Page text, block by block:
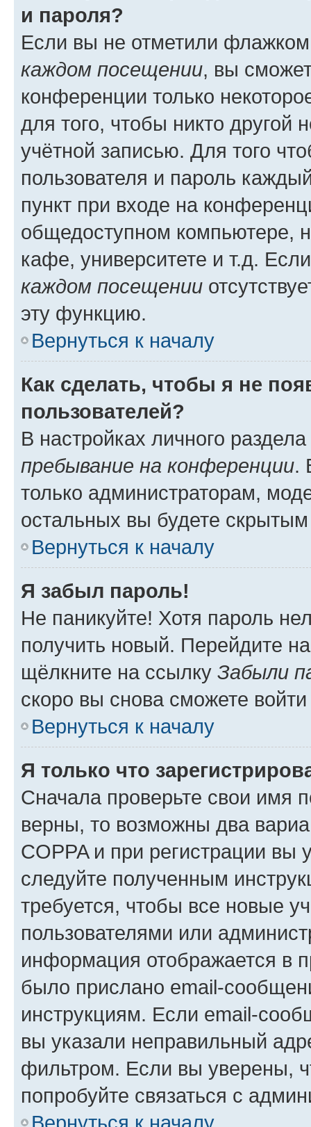
и пароля?
Если вы не отметили
каждом посещении, вы
конференции только
для того, чтобы никто другой
учётной записью. Для того
пользователя и пароль
пункт при входе на
общедоступном компьютере,
кафе, университете и т.д.
каждом посещении
эту функцию.
Вернуться к началу
Как сделать, чтобы я не
пользователей?
В настройках личного
пребывание на конференции.
только администраторам,
остальных вы будете
Вернуться к началу
Я забыл пароль!
Не паникуйте! Хотя пароль
получить новый. Перейдите
щёлкните на ссылку Забыли
скоро вы снова сможете
Вернуться к началу
Я только что
Сначала проверьте свои имя
верны, то возможны два
COPPA и при регистрации вы
следуйте полученным
требуется, чтобы все новые
пользователями или
информация отображается в
было прислано email-
инструкциям. Если email-
вы указали неправильный
фильтром. Если вы уверены,
попробуйте связаться с
Вернуться к началу